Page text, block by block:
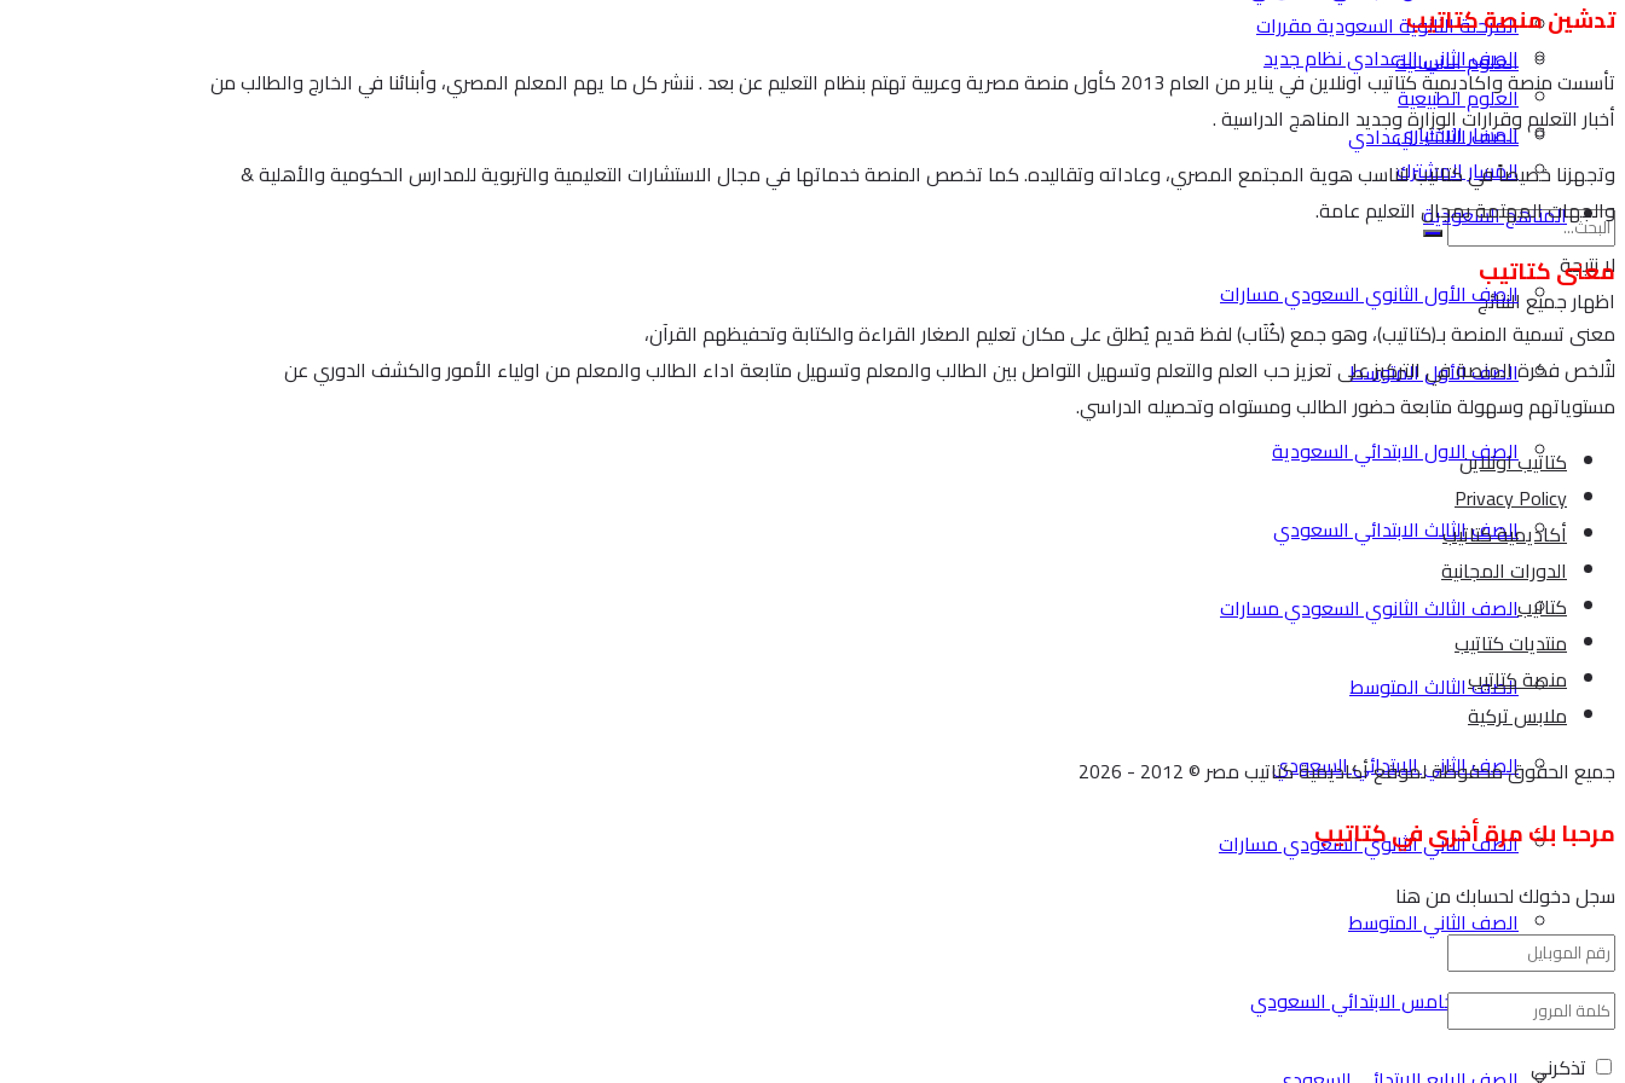
المرحلة الثانوية السعودية مقررات
العلوم الانسانية
العلوم الطبيعية
المسار الاختياري
المسار المشترك
لا نتيجة
اظهار جميع النتائج
الصف الثاني الاعدادي نظام جديد
الصف الثالث الاعدادي
المناهج السعودية
الصف الأول الثانوي السعودي مسارات
الصف الأول المتوسط
الصف الاول الابتدائي السعودية
الصف الثالث الابتدائي السعودي
الصف الثالث الثانوي السعودي مسارات
الصف الثالث المتوسط
الصف الثاني الابتدائي السعودي
الصف الثاني الثانوي السعودي مسارات
الصف الثاني المتوسط
الصف الخامس الابتدائي السعودي
تدشين منصة كتاتيب
تأسست منصة واكاديمية كتاتيب اونلاين في يناير من العام 2013 كأول منصة مصرية وعربية تهتم بنظام التعليم عن بعد . ننشر كل ما يهم المعلم المصري، وأبنائنا في الخارج والطالب من
أخبار التعليم وقرارات الوزارة وجديد المناهج الدراسية .
وتجهزنا خصيصاً في كتاتيب لنناسب هوية المجتمع المصري، وعاداته وتقاليده. كما تخصص المنصة خدماتها في مجال الاستشارات التعليمية والتربوية للمدارس الحكومية والأهلية &
والجهات المهتمة بمجال التعليم عامة.
معنى كتاتيب
معنى تسمية المنصة بـ(كتاتيب)، وهو جمع (كُتَاب) لفظ قديم يُطلق على مكان تعليم الصغار القراءة والكتابة وتحفيظهم القرآن،
لتُلخص فكرة المنصة في التركيز على تعزيز حب العلم والتعلم وتسهيل التواصل بين الطالب والمعلم وتسهيل متابعة اداء الطالب والمعلم من اولياء الأمور والكشف الدوري عن
مستوياتهم وسهولة متابعة حضور الطالب ومستواه وتحصيله الدراسي.
كتاتيب اونلاين
Privacy Policy
أكاديمية كتاتيب
الدورات المجانية
كتاتيب
منتديات كتاتيب
منصة كتاتيب
ملابس تركية
جميع الحقوق محفوظة لموقع أكاديمية كتاتيب مصر © 2012 - 2026
مرحبا بك مرة أخرى في كتاتيب
سجل دخولك لحسابك من هنا
تذكرني